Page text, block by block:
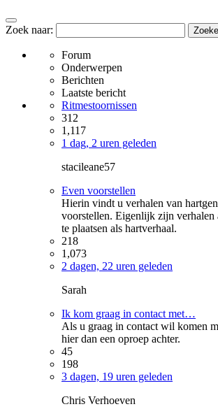
Zoek naar:
Forum
Onderwerpen
Berichten
Laatste bericht
Ritmestoornissen
312
1,117
1 dag, 2 uren geleden
stacileane57
Even voorstellen
Hierin vindt u verhalen van
voorstellen. Eigenlijk zijn verhalen
te plaatsen als hartverhaal.
218
1,073
2 dagen, 22 uren geleden
Sarah
Ik kom graag in contact met…
Als u graag in contact wil komen
hier dan een oproep achter.
45
198
3 dagen, 19 uren geleden
Chris Verhoeven